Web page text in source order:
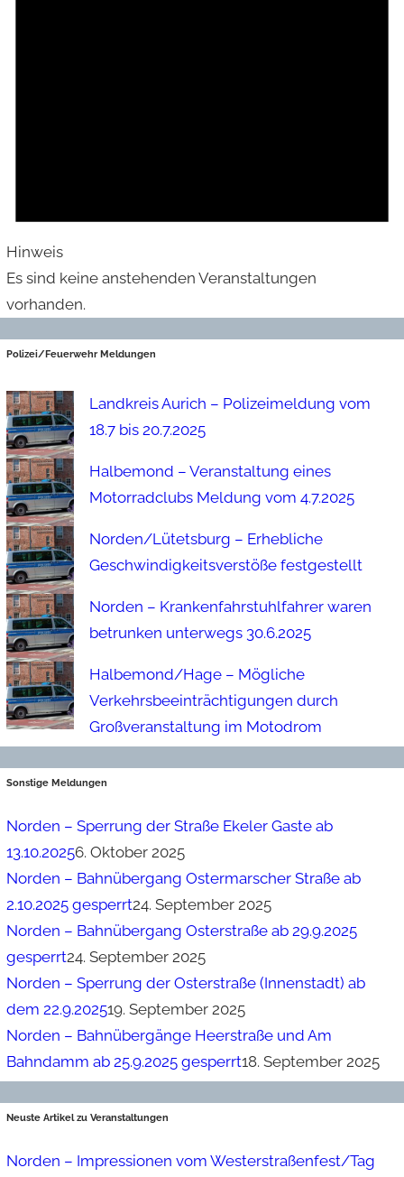
Hinweis
Es sind keine anstehenden Veranstaltungen
vorhanden.
Polizei/Feuerwehr Meldungen
Landkreis Aurich – Polizeimeldung vom
18.7 bis 20.7.2025
Halbemond – Veranstaltung eines
Motorradclubs Meldung vom 4.7.2025
Norden/Lütetsburg – Erhebliche
Geschwindigkeitsverstöße festgestellt
Norden – Krankenfahrstuhlfahrer waren
betrunken unterwegs 30.6.2025
Halbemond/Hage – Mögliche
Verkehrsbeeinträchtigungen durch
Großveranstaltung im Motodrom
Sonstige Meldungen
Norden – Sperrung der Straße Ekeler Gaste ab
13.10.20256. Oktober 2025
Norden – Bahnübergang Ostermarscher Straße ab
2.10.2025 gesperrt24. September 2025
Norden – Bahnübergang Osterstraße ab 29.9.2025
gesperrt24. September 2025
Norden – Sperrung der Osterstraße (Innenstadt) ab
dem 22.9.202519. September 2025
Norden – Bahnübergänge Heerstraße und Am
Bahndamm ab 25.9.2025 gesperrt18. September 2025
Neuste Artikel zu Veranstaltungen
Norden – Impressionen vom Westerstraßenfest/Tag